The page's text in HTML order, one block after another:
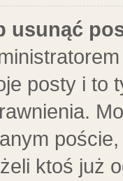
usunąć
posty i to
ktoś już